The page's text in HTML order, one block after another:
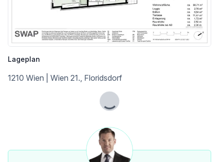
Lageplan
1210 Wien | Wien 21., Floridsdorf
Lade...